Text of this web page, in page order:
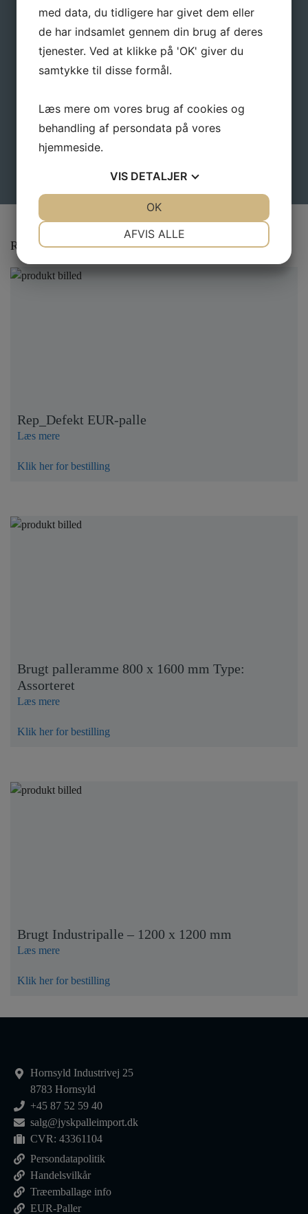
E-mail *
Relaterede varer
Rep_Defekt EUR-palle
Læs mere
Klik her for bestilling
Brugt palleramme 800 x 1600 mm Type:
Assorteret
Læs mere
Klik her for bestilling
Brugt Industripalle – 1200 x 1200 mm
Læs mere
Klik her for bestilling
Hornsyld Industrivej 25
8783 Hornsyld
+45 87 52 59 40
salg@jyskpalleimport.dk
CVR: 43361104
Persondatapolitik
Handelsvilkår
Træemballage info
EUR-Paller
med data, du tidligere har givet dem eller
de har indsamlet gennem din brug af deres
tjenester. Ved at klikke på 'OK' giver du
samtykke til disse formål.
Læs mere om vores brug af cookies og
behandling af persondata på vores
hjemmeside.
VIS DETALJER
MARKETING
AFVIS ALLE
OK